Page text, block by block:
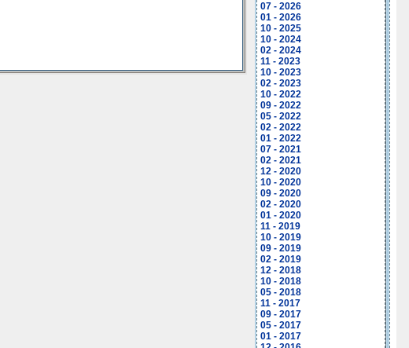
07 - 2026
01 - 2026
10 - 2025
10 - 2024
02 - 2024
11 - 2023
10 - 2023
02 - 2023
10 - 2022
09 - 2022
05 - 2022
02 - 2022
01 - 2022
07 - 2021
02 - 2021
12 - 2020
10 - 2020
09 - 2020
02 - 2020
01 - 2020
11 - 2019
10 - 2019
09 - 2019
02 - 2019
12 - 2018
10 - 2018
05 - 2018
11 - 2017
09 - 2017
05 - 2017
01 - 2017